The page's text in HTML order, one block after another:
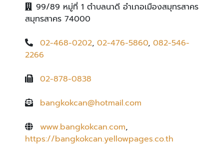
99/89 หมู่ที่ 1 ตำบลนาดี อำเภอเมืองสมุทรสาคร
สมุทรสาคร 74000
02-468-0202, 02-476-5860, 082-546-
2266
02-878-0838
bangkokcan@hotmail.com
www.bangkokcan.com,
https://bangkokcan.yellowpages.co.th